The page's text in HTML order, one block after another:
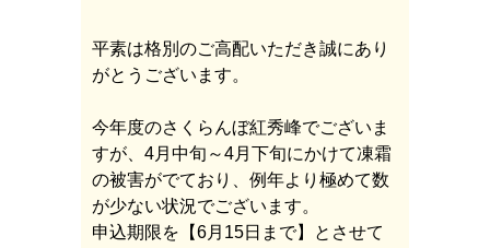
平素は格別のご高配いただき誠にあり
がとうございます。
今年度のさくらんぼ紅秀峰でございま
すが、4月中旬～4月下旬にかけて凍霜
の被害がでており、例年より極めて数
が少ない状況でございます。
申込期限を【6月15日まで】とさせて